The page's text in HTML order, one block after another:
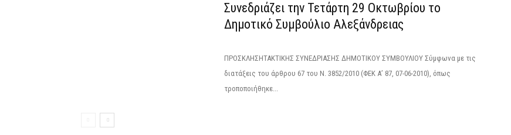
Συνεδριάζει την Τετάρτη 29 Οκτωβρίου το
Δημοτικό Συμβούλιο Αλεξάνδρειας
ΠΡΟΣΚΛΗΣΗΤΑΚΤΙΚΗΣ ΣΥΝΕΔΡΙΑΣΗΣ ΔΗΜΟΤΙΚΟΥ ΣΥΜΒΟΥΛΙΟΥ Σύμφωνα με τις
διατάξεις του άρθρου 67 του Ν. 3852/2010 (ΦΕΚ Α’ 87, 07-06-2010), όπως
τροποποιήθηκε...